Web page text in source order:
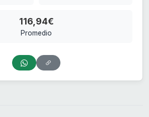
116,94€
Promedio